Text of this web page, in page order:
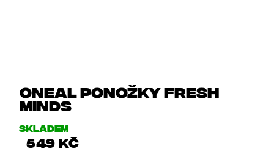
Oneal ponožky FRESH
MINDS
Skladem
549 Kč